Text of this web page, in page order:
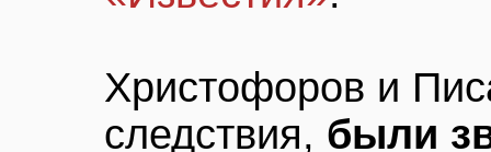
Христофоров и
следствия, были